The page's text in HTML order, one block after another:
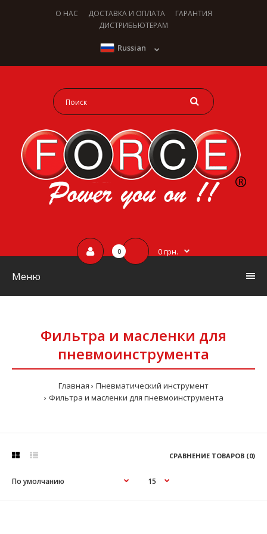
О НАС ДОСТАВКА И ОПЛАТА
ГАРАНТИЯ
ДИСТРИБЬЮТЕРАМ
Russian
0 0 грн.
Меню
Фильтра и масленки для
пневмоинструмента
Главная
Пневматический инструмент
Фильтра и масленки для пневмоинструмента
СРАВНЕНИЕ ТОВАРОВ (0)